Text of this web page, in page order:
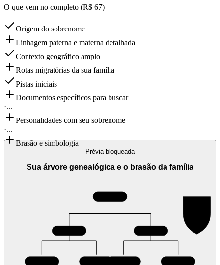
O que vem no completo (R$ 67)
Origem do sobrenome
Linhagem paterna e materna detalhada
Contexto geográfico amplo
Rotas migratórias da sua família
Pistas iniciais
Documentos específicos para buscar
·...
Personalidades com seu sobrenome
·...
Brasão e simbologia
Prévia bloqueada
Sua árvore genealógica e o brasão da família